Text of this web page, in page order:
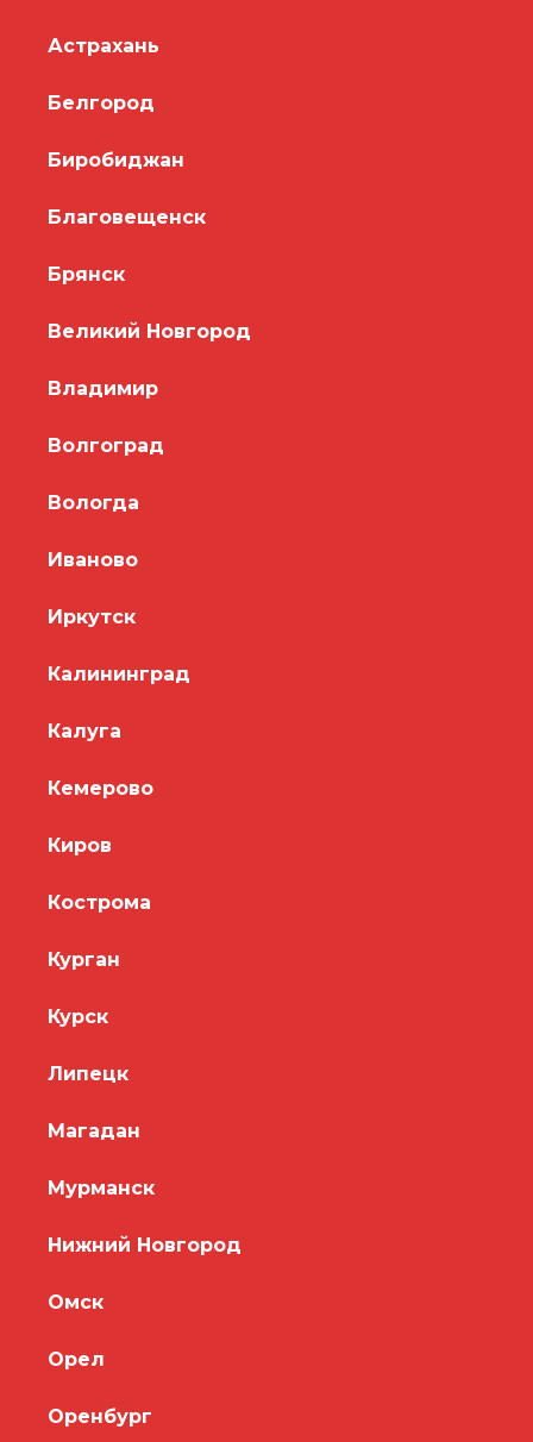
Астрахань
Белгород
Биробиджан
Благовещенск
Брянск
Великий Новгород
Владимир
Волгоград
Вологда
Иваново
Иркутск
Калининград
Калуга
Кемерово
Киров
Кострома
Курган
Курск
Липецк
Магадан
Мурманск
Нижний Новгород
Омск
Орел
Оренбург